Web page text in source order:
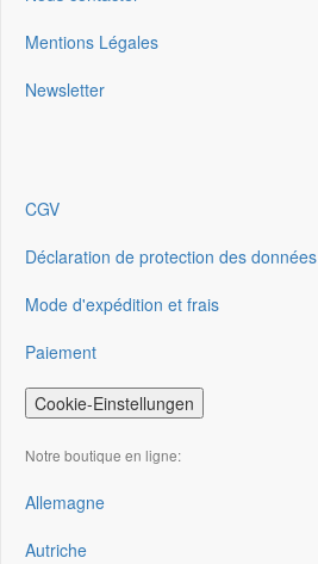
Mentions Légales
Newsletter
CGV
Déclaration de protection des données
Mode d'expédition et frais
Paiement
Cookie-Einstellungen
Notre boutique en ligne:
Allemagne
Autriche